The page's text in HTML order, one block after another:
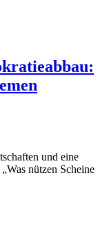
und eine
nützen Scheine